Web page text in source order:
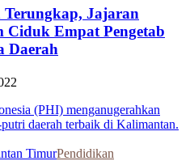
Terungkap, Jajaran
Empat Pengetab
Daerah
TimurPendidikan